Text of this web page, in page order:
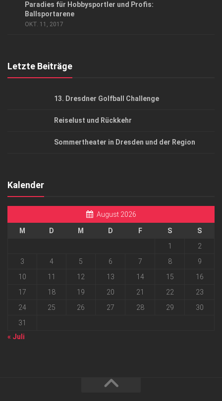
Paradies für Hobbysportler und Profis:
Ballsportarene
OKT. 11, 2017
Letzte Beiträge
13. Dresdner Golfball Challenge
Reiselust und Rückkehr
Sommertheater in Dresden und der Region
Kalender
August 2026
M D M D F S
S
1
2
3
4 5 6 7 8
9
10
11 12 13 14 15
16
17
18 19 20 21 22
23
24
25 26 27 28 29
30
31
« Juli